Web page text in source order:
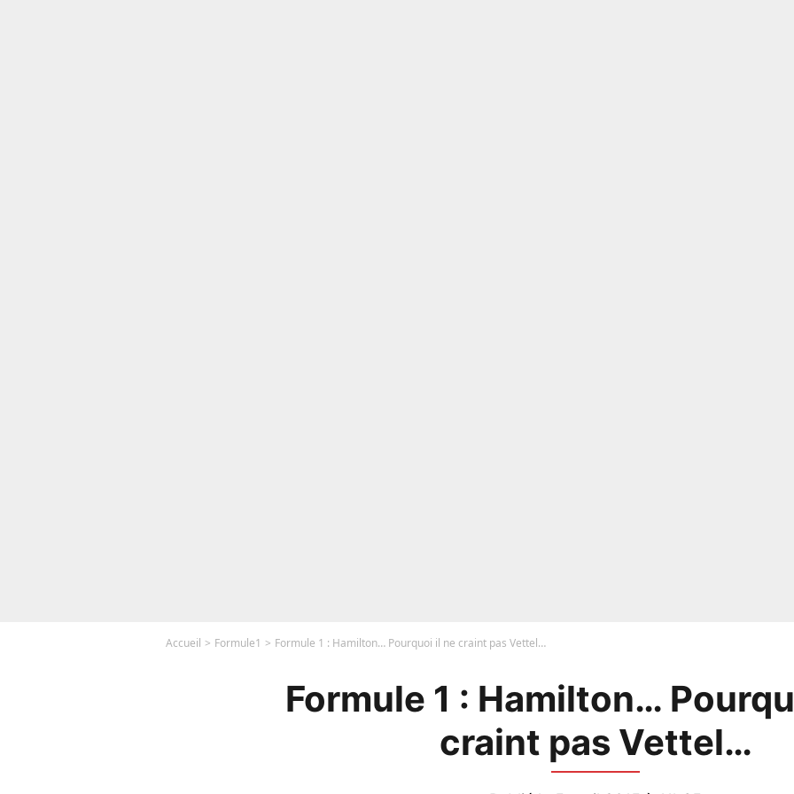
Accueil Formule1 Formule 1 : Hamilton… Pourquoi il ne craint pas Vettel…
Formule 1 : Hamilton…
craint pas Vettel…